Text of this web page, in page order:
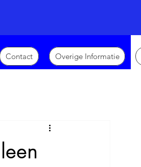
Contact Overige Informatie